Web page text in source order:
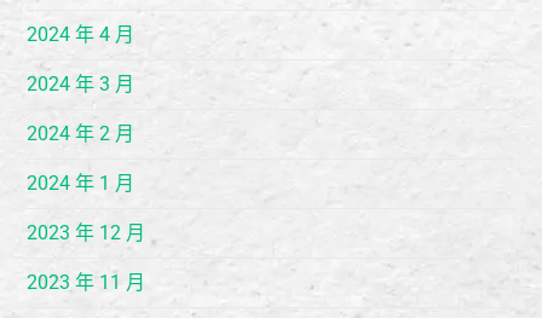
2024 年 4 月
2024 年 3 月
2024 年 2 月
2024 年 1 月
2023 年 12 月
2023 年 11 月